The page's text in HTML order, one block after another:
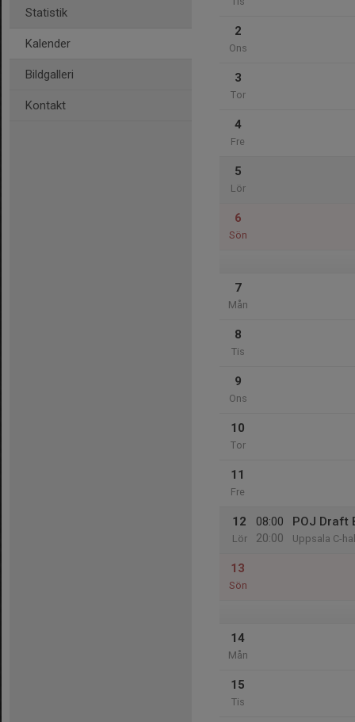
Statistik
Kalender
Bildgalleri
Kontakt
2
Ons
3
Tor
4
Fre
5
Lör
6
Sön
7
Mån
8
Tis
9
Ons
10
Tor
11
Fre
12
Lör
08:00
20:00
POJ Draft
Uppsala C-
13
Sön
14
Mån
15
Tis